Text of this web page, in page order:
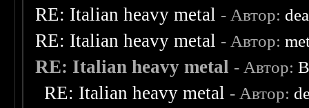
RE: Italian heavy metal - Автор:
RE: Italian heavy metal - Автор:
RE: Italian heavy metal - Автор:
RE: Italian heavy metal - Автор: